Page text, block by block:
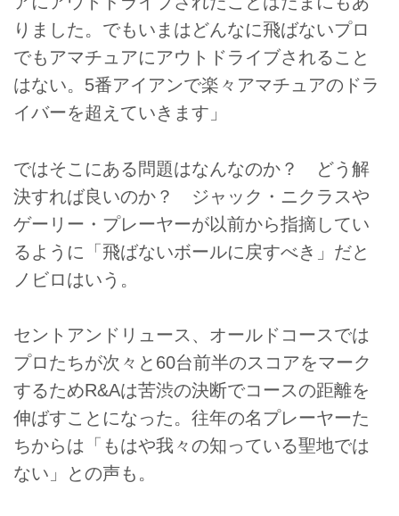
りました。でもいまはどんなに飛ばないプロ
でもアマチュアにアウトドライブされること
はない。5番アイアンで楽々アマチュアのドラ
イバーを超えていきます」
ではそこにある問題はなんなのか？ どう解
決すれば良いのか？ ジャック・ニクラスや
ゲーリー・プレーヤーが以前から指摘してい
るように「飛ばないボールに戻すべき」だと
ノビロはいう。
セントアンドリュース、オールドコースでは
プロたちが次々と60台前半のスコアをマーク
するためR&Aは苦渋の決断でコースの距離を
伸ばすことになった。往年の名プレーヤーた
ちからは「もはや我々の知っている聖地では
ない」との声も。